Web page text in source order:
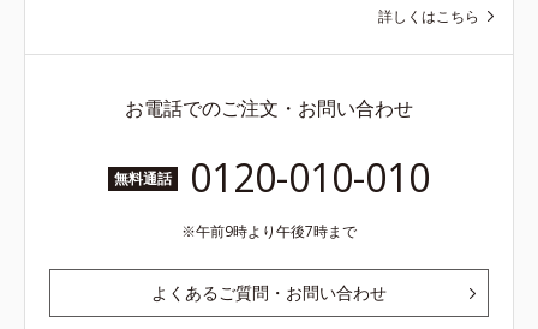
詳しくはこちら
お電話でのご注文・お問い合わせ
無料通話 0120-010-010
午前9時より午後7時まで
よくあるご質問・お問い合わせ